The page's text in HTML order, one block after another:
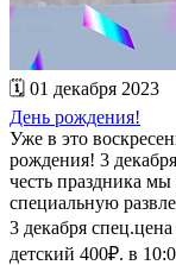
🗓 01 декабря 2023
День рождения!
Уже в это
рождения! 3
честь праздника
специальную
3 декабря
детский 400₽. в